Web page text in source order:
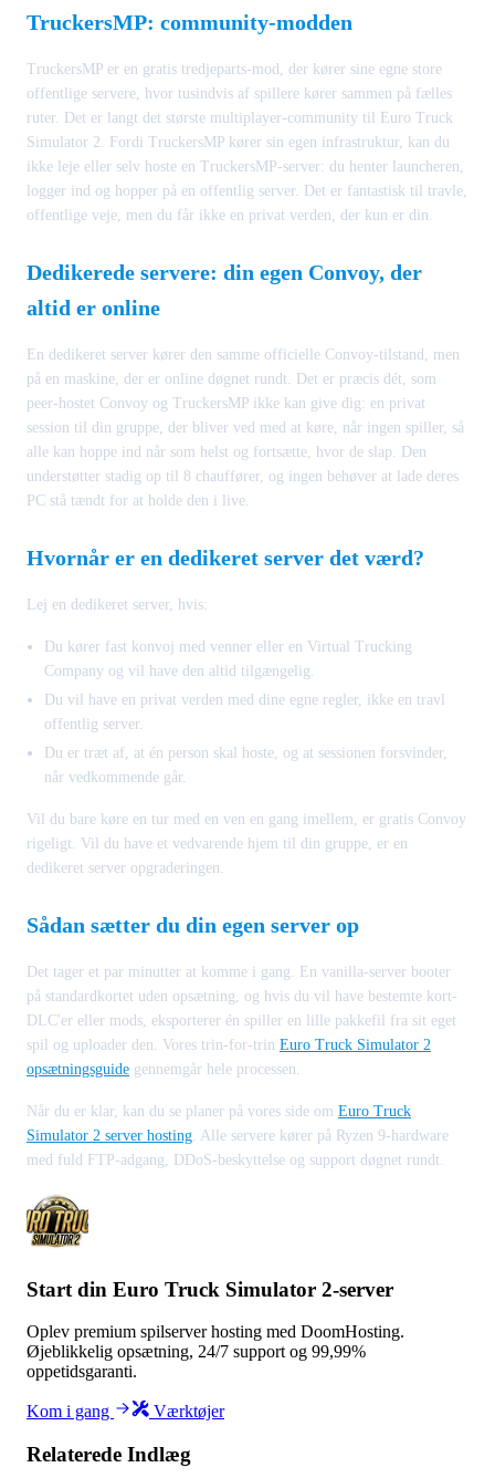
TruckersMP: community-modden
TruckersMP er en gratis tredjeparts-mod, der kører sine egne store
offentlige servere, hvor tusindvis af spillere kører sammen på fælles
ruter. Det er langt det største multiplayer-community til Euro Truck
Simulator 2. Fordi TruckersMP kører sin egen infrastruktur, kan du
ikke leje eller selv hoste en TruckersMP-server: du henter launcheren,
logger ind og hopper på en offentlig server. Det er fantastisk til travle,
offentlige veje, men du får ikke en privat verden, der kun er din.
Dedikerede servere: din egen Convoy, der
altid er online
En dedikeret server kører den samme officielle Convoy-tilstand, men
på en maskine, der er online døgnet rundt. Det er præcis dét, som
peer-hostet Convoy og TruckersMP ikke kan give dig: en privat
session til din gruppe, der bliver ved med at køre, når ingen spiller, så
alle kan hoppe ind når som helst og fortsætte, hvor de slap. Den
understøtter stadig op til 8 chauffører, og ingen behøver at lade deres
PC stå tændt for at holde den i live.
Hvornår er en dedikeret server det værd?
Lej en dedikeret server, hvis:
Du kører fast konvoj med venner eller en Virtual Trucking
Company og vil have den altid tilgængelig.
Du vil have en privat verden med dine egne regler, ikke en travl
offentlig server.
Du er træt af, at én person skal hoste, og at sessionen forsvinder,
når vedkommende går.
Vil du bare køre en tur med en ven en gang imellem, er gratis Convoy
rigeligt. Vil du have et vedvarende hjem til din gruppe, er en
dedikeret server opgraderingen.
Sådan sætter du din egen server op
Det tager et par minutter at komme i gang. En vanilla-server booter
på standardkortet uden opsætning, og hvis du vil have bestemte kort-
DLC'er eller mods, eksporterer én spiller en lille pakkefil fra sit eget
spil og uploader den. Vores trin-for-trin Euro Truck Simulator 2
opsætningsguide gennemgår hele processen.
Når du er klar, kan du se planer på vores side om Euro Truck
Simulator 2 server hosting . Alle servere kører på Ryzen 9-hardware
med fuld FTP-adgang, DDoS-beskyttelse og support døgnet rundt.
Start din Euro Truck Simulator 2-server
Oplev premium spilserver hosting med DoomHosting.
Øjeblikkelig opsætning, 24/7 support og 99,99%
oppetidsgaranti.
Kom i gang Værktøjer
Relaterede Indlæg